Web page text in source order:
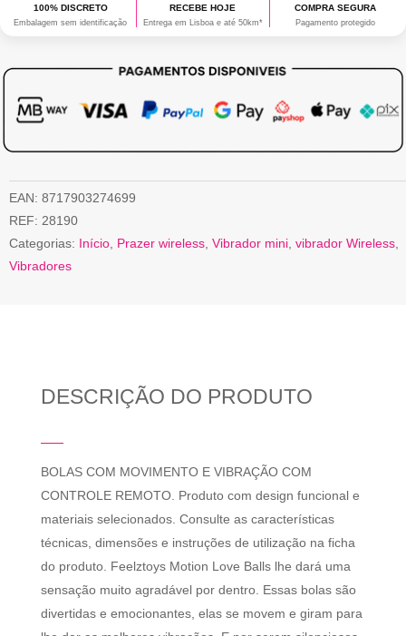
100% DISCRETO
Embalagem sem identificação
RECEBE HOJE
Entrega em Lisboa e até 50km*
COMPRA SEGURA
Pagamento protegido
EAN: 8717903274699
REF: 28190
Categorias: Início Prazer wireless Vibrador mini vibrador Wireless
Vibradores
DESCRIÇÃO DO PRODUTO
BOLAS COM MOVIMENTO E VIBRAÇÃO COM
CONTROLE REMOTO. Produto com design funcional e
materiais selecionados. Consulte as características
técnicas, dimensões e instruções de utilização na ficha
do produto. Feelztoys Motion Love Balls lhe dará uma
sensação muito agradável por dentro. Essas bolas são
divertidas e emocionantes, elas se movem e giram para